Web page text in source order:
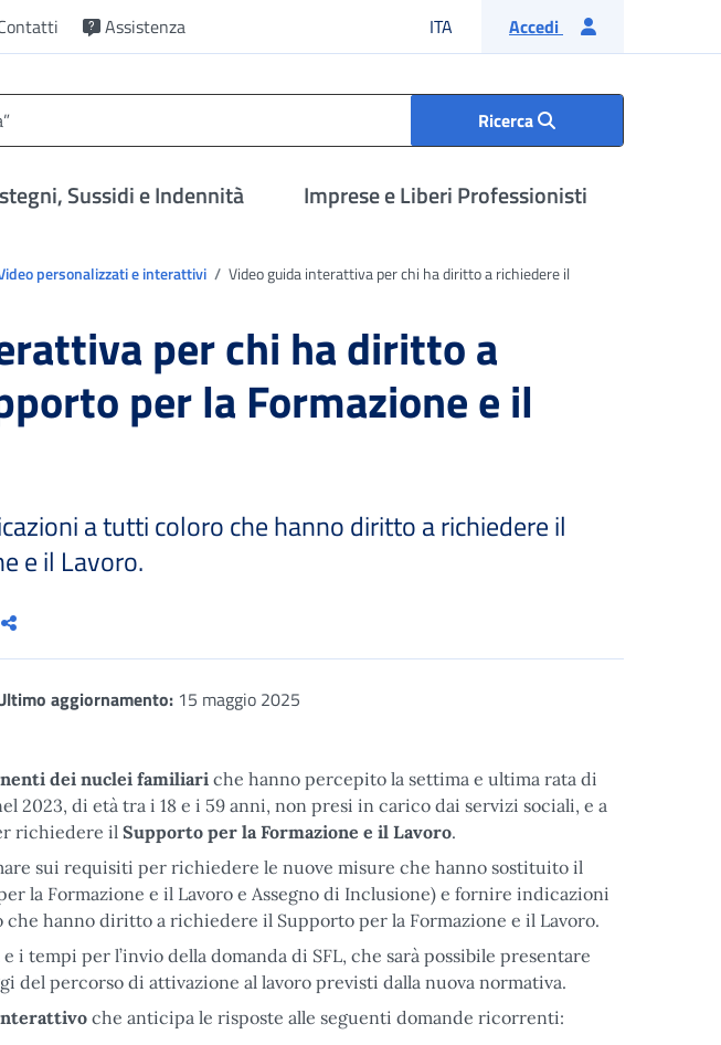
Assistenza ITA Lingua italiana
Accedi
Ricerca
Sussidi e Indennità Imprese e Liberi Professionisti
personalizzati e interattivi
Video guida interattiva per chi ha diritto a richiedere il
per chi ha diritto a
per la Formazione e il
a tutti coloro che hanno diritto a richiedere il
e il Lavoro.
aggiornamento: 15 maggio 2025
dei nuclei familiariche hanno percepito la settima e ultima rata di
2023, di età tra i 18 e i 59 anni, non presi in carico dai servizi sociali, e a
richiedere il Supporto per la Formazione e il Lavoro.
sui requisiti per richiedere le nuove misure che hanno sostituito il
la Formazione e il Lavoro e Assegno di Inclusione) e fornire indicazioni
hanno diritto a richiedere il Supporto per la Formazione e il Lavoro.
i tempi per l’invio della domanda di SFL, che sarà possibile presentare
del percorso di attivazione al lavoro previsti dalla nuova normativa.
che anticipa le risposte alle seguenti domande ricorrenti: